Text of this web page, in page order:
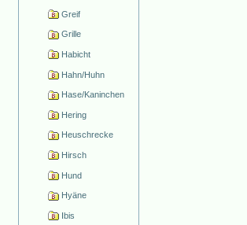
Greif
Grille
Habicht
Hahn/Huhn
Hase/Kaninchen
Hering
Heuschrecke
Hirsch
Hund
Hyäne
Ibis